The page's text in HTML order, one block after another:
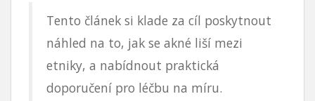
Tento článek si klade za cíl poskytnout
náhled na to, jak se akné liší mezi
etniky, a nabídnout praktická
doporučení pro léčbu na míru.